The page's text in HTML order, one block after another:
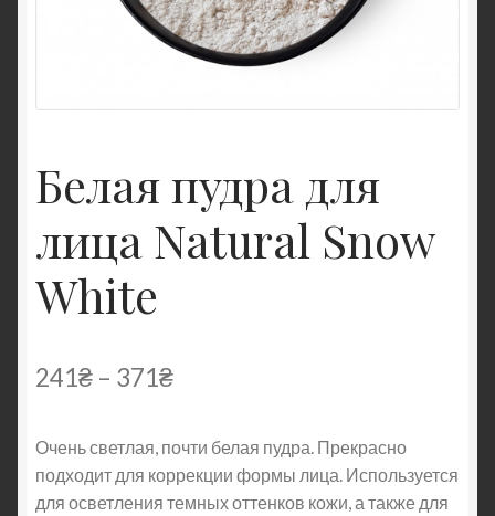
Белая пудра для
лица Natural Snow
White
241₴ – 371₴
Очень светлая, почти белая пудра. Прекрасно
подходит для коррекции формы лица. Используется
для осветления темных оттенков кожи, а также для